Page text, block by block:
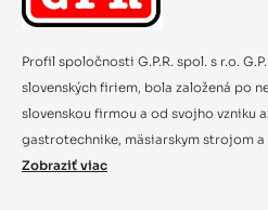
Profil spoločnosti G.P.R. spol. s r.o.
slovenských firiem, bola založená po
slovenskou firmou a od svojho vzniku
gastrotechnike, mäsiarskym strojom
Zobraziť viac